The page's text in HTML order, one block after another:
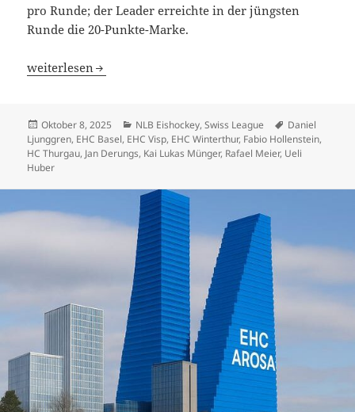
pro Runde; der Leader erreichte in der jüngsten
Runde die 20-Punkte-Marke.
HC Thurgau ist das Team der Stunde – EHC Basel regt sich
weiterlesen
Veröffentlicht
am
Oktober 8, 2025 Kategorien
NLB Eishockey,Swiss League Schlagwörter
Daniel
Ljunggren, EHC Basel, EHC Visp, EHC Winterthur, Fabio Hollenstein,
HC Thurgau, Jan Derungs, Kai Lukas Münger, Rafael Meier, Ueli
Huber